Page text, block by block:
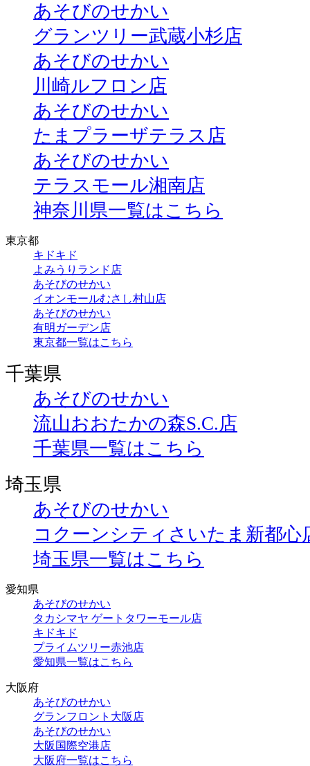
あそびのせかい
グランツリー武蔵小杉店
あそびのせかい
川崎ルフロン店
あそびのせかい
たまプラーザテラス店
あそびのせかい
テラスモール湘南店
神奈川県一覧はこちら
東京都
キドキド
よみうりランド店
あそびのせかい
イオンモールむさし村山店
あそびのせかい
有明ガーデン店
東京都一覧はこちら
千葉県
あそびのせかい
流山おおたかの森S.C.店
千葉県一覧はこちら
埼玉県
あそびのせかい
コクーンシティさいたま新都心
埼玉県一覧はこちら
愛知県
あそびのせかい
タカシマヤ ゲートタワーモール店
キドキド
プライムツリー赤池店
愛知県一覧はこちら
大阪府
あそびのせかい
グランフロント大阪店
あそびのせかい
大阪国際空港店
大阪府一覧はこちら